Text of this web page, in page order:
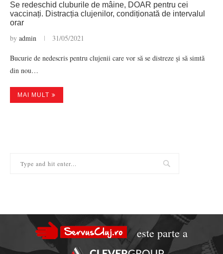
Se redeschid cluburile de mâine, DOAR pentru cei
vaccinați. Distracția clujenilor, condiționată de intervalul
orar
by admin 31/05/2021
Bucurie de nedescris pentru clujenii care vor să se distreze și să simtă
din nou…
MAI MULT
este parte a